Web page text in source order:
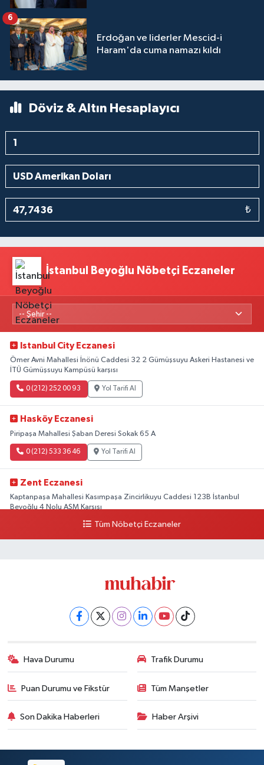
Erdoğan ve liderler Mescid-i
Haram'da cuma namazı kıldı
6
Döviz & Altın Hesaplayıcı
₺
İstanbul Beyoğlu Nöbetçi Eczaneler
Istanbul City Eczanesi
Ömer Avni Mahallesi İnönü Caddesi 32 2 Gümüşsuyu Askeri Hastanesi ve
İTÜ Gümüşsuyu Kampüsü karşısı
0 (212) 252 00 93 Yol Tarifi Al
Hasköy Eczanesi
Piripaşa Mahallesi Şaban Deresi Sokak 65 A
0 (212) 533 36 46 Yol Tarifi Al
Zent Eczanesi
Kaptanpaşa Mahallesi Kasımpaşa Zincirlikuyu Caddesi 123B İstanbul
Beyoğlu 4 Nolu ASM Karşısı
Yol Tarifi Al
Tüm Nöbetçi Eczaneler
Hava Durumu Trafik Durumu
Puan Durumu ve Fikstür Tüm Manşetler
Son Dakika Haberleri Haber Arşivi